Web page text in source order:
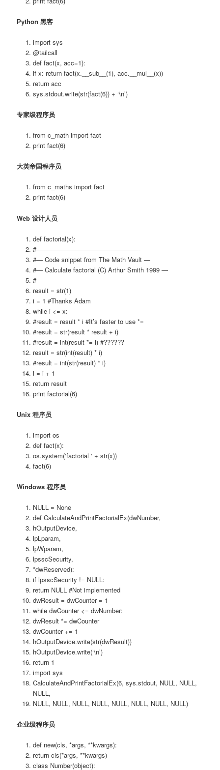
Python 黑客
import sys
@tailcall
def fact(x, acc=1):
if x: return fact(x.__sub__(1), acc.__mul__(x))
return acc
sys.stdout.write(str(fact(6)) + ‘\n’)
专家级程序员
from c_math import fact
print fact(6)
大英帝国程序员
from c_maths import fact
print fact(6)
Web 设计人员
def factorial(x):
#————————————————-
#— Code snippet from The Math Vault —
#— Calculate factorial (C) Arthur Smith 1999 —
#————————————————-
result = str(1)
i = 1 #Thanks Adam
while i <= x:
#result = result * i #It’s faster to use *=
#result = str(result * result + i)
#result = int(result *= i) #??????
result = str(int(result) * i)
#result = int(str(result) * i)
i = i + 1
return result
print factorial(6)
Unix 程序员
import os
def fact(x):
os.system(‘factorial ‘ + str(x))
fact(6)
Windows 程序员
NULL = None
def CalculateAndPrintFactorialEx(dwNumber,
hOutputDevice,
lpLparam,
lpWparam,
lpsscSecurity,
*dwReserved):
if lpsscSecurity != NULL:
return NULL #Not implemented
dwResult = dwCounter = 1
while dwCounter <= dwNumber:
dwResult *= dwCounter
dwCounter += 1
hOutputDevice.write(str(dwResult))
hOutputDevice.write(‘\n’)
return 1
import sys
CalculateAndPrintFactorialEx(6, sys.stdout, NULL, NULL,
NULL,
NULL, NULL, NULL, NULL, NULL, NULL, NULL, NULL)
企业级程序员
def new(cls, *args, **kwargs):
return cls(*args, **kwargs)
class Number(object):